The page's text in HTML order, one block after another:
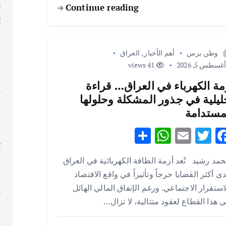
Continue reading
وطن برس أهم الأخبار , العراق
5, 2026
الكهرباء في العراق… قراءة
في جذور المشكلة وحلولها
F
e
b
o
o
T
w
it
te
r
E
m
ai
l
W
h
at
s
A
p
S
h
ar
e
رشيد تُعد أزمة الطاقة الكهربائية في العراق
أكثر القضايا حرجاً وتأثيراً في واقع الاقتصاد
الاجتماعي. ورغم الإنفاق المالي الهائل
هذا القطاع لعقود متتالية، لا تزال…